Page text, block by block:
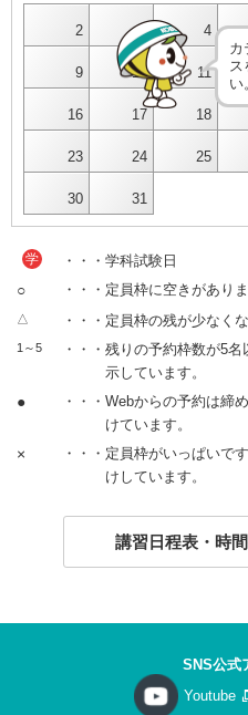
2 3 4
9 10 11
16 17 18
23 24 25
30 31
カ
ス
い
学 ・・・学科試験日
○ ・・・定員枠に空きがありま
△ ・・・定員枠の残が少なく
1～5
・・・残りの予約枠数が5
示しています。
●
・・・Webからの予約は締
けています。
×
・・・定員枠がいっぱいで
けしています。
講習日程表・時
SNS公式
Youtube